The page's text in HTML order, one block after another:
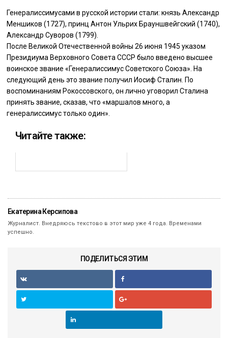
Генералиссимусами в русской истории стали: князь Александр
Меншиков (1727), принц Антон Ульрих Брауншвейгский (1740),
Александр Суворов (1799).
После Великой Отечественной войны 26 июня 1945 указом
Президиума Верховного Совета СССР было введено высшее
воинское звание «Генералиссимус Советского Союза». На
следующий день это звание получил Иосиф Сталин. По
воспоминаниям Рокоссовского, он лично уговорил Сталина
принять звание, сказав, что «маршалов много, а
генералиссимус только один».
Читайте также:
Екатерина Керсипова
Журналист. Внедряюсь текстово в этот мир уже 4 года. Временами
успешно.
ПОДЕЛИТЬСЯ ЭТИМ